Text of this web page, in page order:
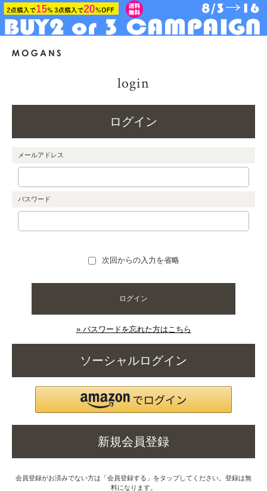
login
ログイン
メールアドレス
パスワード
次回からの入力を省略
ログイン
» パスワードを忘れた方はこちら
ソーシャルログイン
新規会員登録
会員登録がお済みでない方は「会員登録する」をタップしてください。登録は無
料になります。